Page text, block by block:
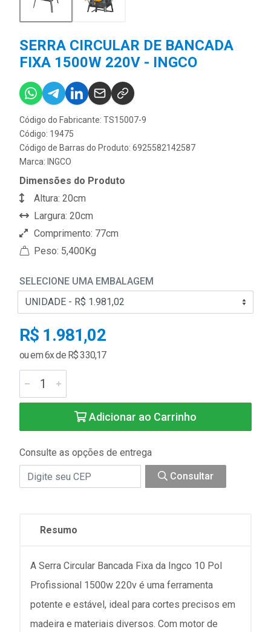
SERRA CIRCULAR DE BANCADA
FIXA 1500W 220V - INGCO
Código do Fabricante: TS15007-9
Código: 19475
Código de Barras do Produto: 6925582142587
Marca: INGCO
Dimensões do Produto
Altura: 20cm
Largura: 20cm
Comprimento: 77cm
Peso: 5,400Kg
SELECIONE UMA EMBALAGEM
R$ 1.981,02
ou em 6x de R$ 330,17
Adicionar ao Carrinho
Consulte as opções de entrega
Consultar
Resumo
A Serra Circular Bancada Fixa da Ingco 10 Pol
Profissional 1500w 220v é uma ferramenta
potente e estável, ideal para cortes precisos em
madeira e materiais diversos. Com motor de